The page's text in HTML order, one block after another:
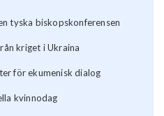
tyska biskopskonferensen
kriget i Ukraina
för ekumenisk dialog
kvinnodag